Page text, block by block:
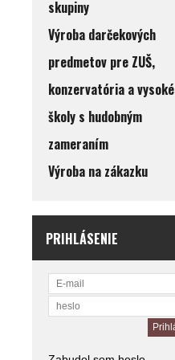
skupiny
Výroba darčekových
predmetov pre ZUŠ,
konzervatória a vysoké
školy s hudobným
zameraním
Výroba na zákazku
PRIHLÁSENIE